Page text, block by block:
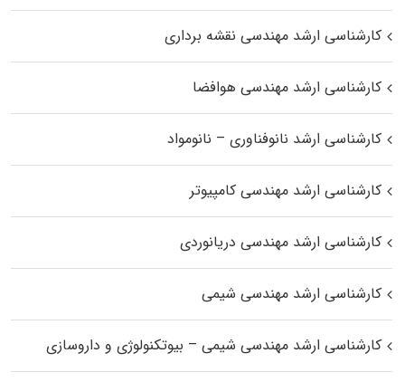
کارشناسی ارشد مهندسی نقشه برداری
کارشناسی ارشد مهندسی هوافضا
کارشناسی ارشد نانوفناوری – نانومواد
کارشناسی ارشد مهندسی کامپیوتر
کارشناسی ارشد مهندسی دریانوردی
کارشناسی ارشد مهندسی شیمی
کارشناسی ارشد مهندسی شیمی – بیوتکنولوژی و داروسازی